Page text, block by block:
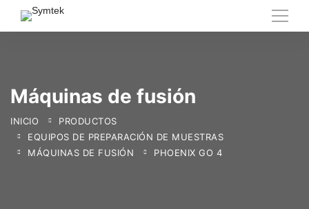
Máquinas de fusión
INICIO
PRODUCTOS
EQUIPOS DE PREPARACIÓN DE MUESTRAS
MÁQUINAS DE FUSIÓN
PHOENIX GO 4